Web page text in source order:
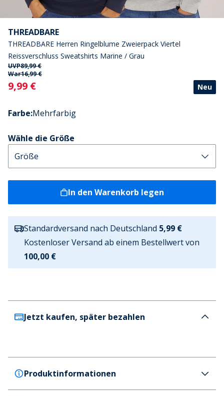
THREADBARE
THREADBARE Herren Ringelblume Zweierpack Viertel
Reissverschluss Sweatshirts Marine / Grau
UVP89,99 €
War16,99 €
Current
9,99 € Neu
Farbe:Mehrfarbig
Wähle die Größe
In den Warenkorb legen
Standardversand nach Deutschland 5,99 €
Kostenloser Versand ab einem Bestellwert von
100,00 €
Jetzt kaufen, später bezahlen
Produktinformationen